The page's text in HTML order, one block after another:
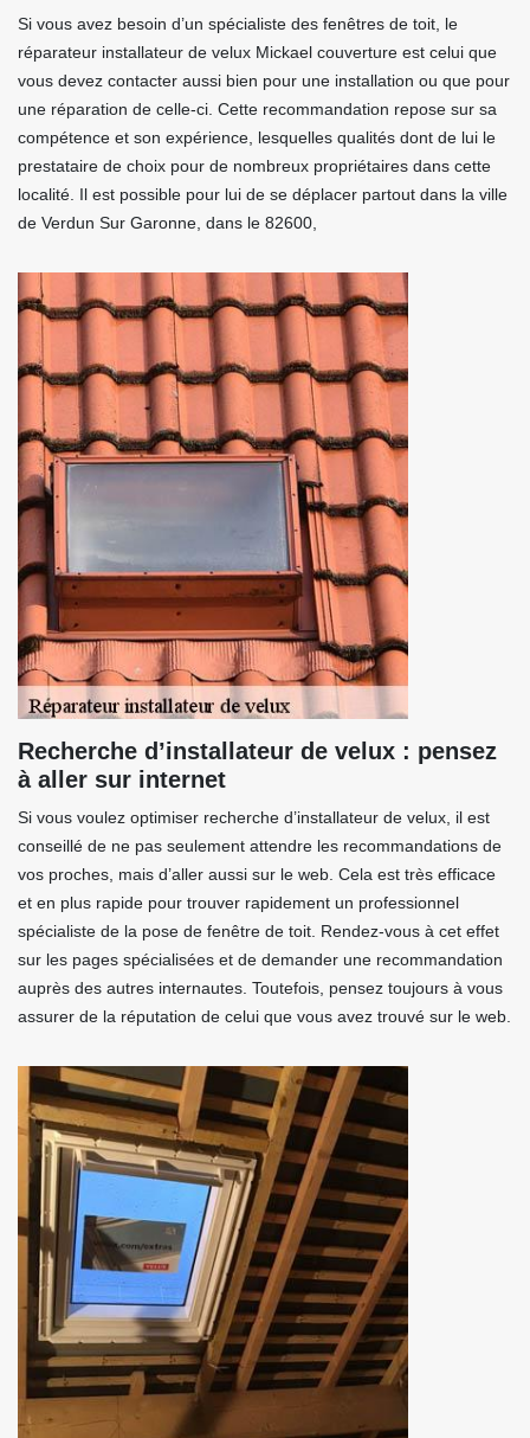
Si vous avez besoin d’un spécialiste des fenêtres de toit, le
réparateur installateur de velux Mickael couverture est celui que
vous devez contacter aussi bien pour une installation ou que pour
une réparation de celle-ci. Cette recommandation repose sur sa
compétence et son expérience, lesquelles qualités dont de lui le
prestataire de choix pour de nombreux propriétaires dans cette
localité. Il est possible pour lui de se déplacer partout dans la ville
de Verdun Sur Garonne, dans le 82600,
Recherche d’installateur de velux : pensez
à aller sur internet
Si vous voulez optimiser recherche d’installateur de velux, il est
conseillé de ne pas seulement attendre les recommandations de
vos proches, mais d’aller aussi sur le web. Cela est très efficace
et en plus rapide pour trouver rapidement un professionnel
spécialiste de la pose de fenêtre de toit. Rendez-vous à cet effet
sur les pages spécialisées et de demander une recommandation
auprès des autres internautes. Toutefois, pensez toujours à vous
assurer de la réputation de celui que vous avez trouvé sur le web.